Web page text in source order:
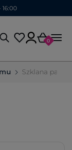
0
Szklana